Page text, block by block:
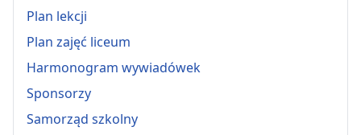
Plan lekcji
Plan zajęć liceum
Harmonogram wywiadówek
Sponsorzy
Samorząd szkolny